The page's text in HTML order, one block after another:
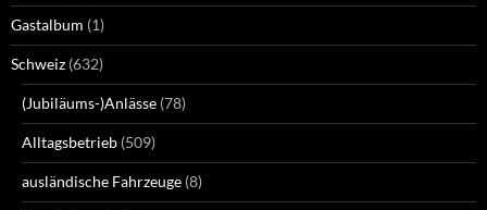
Gastalbum (1)
Schweiz (632)
(Jubiläums-)Anlässe (78)
Alltagsbetrieb (509)
ausländische Fahrzeuge (8)